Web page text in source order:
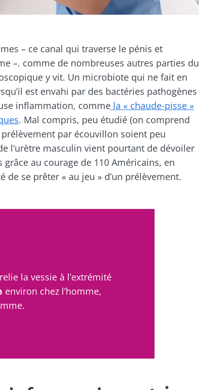
– ce canal qui traverse le pénis et
–. comme de nombreuses autres parties du
y vit. Un microbiote qui ne fait en
est envahi par des bactéries pathogènes
inflammation, comme la « chaude-pisse »
. Mal compris, peu étudié (on comprend
par écouvillon soient peu
l’urètre masculin vient pourtant de dévoiler
au courage de 110 Américains, en
de se prêter « au jeu » d’un prélèvement.
la vessie à l’extrémité
environ chez l’homme,